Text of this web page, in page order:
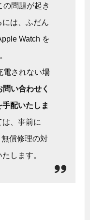
の問題が起き
は、ふだん
Watch を
電されない場
い合わせく
配いたしま
は、事前に
償修理の対
します。